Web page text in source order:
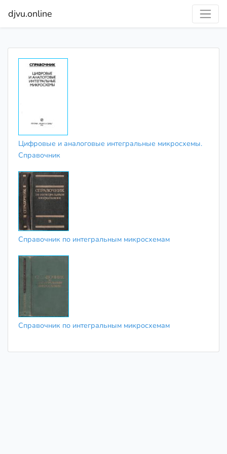
djvu.online
Цифровые и аналоговые интегральные микросхемы.
Справочник
Справочник по интегральным микросхемам
Справочник по интегральным микросхемам